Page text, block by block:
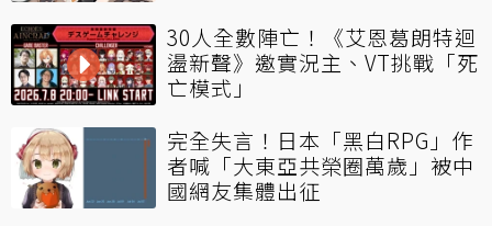
30人全數陣亡！《艾恩葛朗特迴
盪新聲》邀實況主、VT挑戰「死
亡模式」
完全失言！日本「黑白RPG」作
者喊「大東亞共榮圈萬歲」被中
國網友集體出征